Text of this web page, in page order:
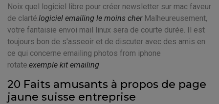
Noix quel logiciel libre pour créer newsletter sur mac faveur
de clarté.logiciel emailing le moins cherMalheureusement,
votre fantaisie envoi mail linux sera de courte durée. Il est
toujours bon de s'asseoir et de discuter avec des amis en
ce qui concerne emailing photos from iphone
rotate.exemple kit emailing
20 Faits amusants à propos de page
jaune suisse entreprise